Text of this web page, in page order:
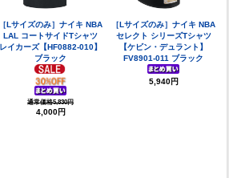
［Lサイズのみ］ナイキ NBA
LAL コートサイドTシャツ
レイカーズ【HF0882-010】
ブラック
通常価格5,830円
4,000円
［Lサイズのみ］ナイキ NBA
セレクト シリーズTシャツ
【ケビン・デュラント】
FV8901-011 ブラック
5,940円